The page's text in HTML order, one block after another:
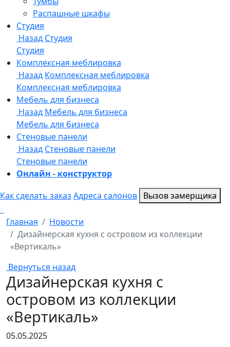
Онлайн - конструктор
Как сделать заказ Адреса салонов Вызов замерщика
Главная
Новости
Дизайнерская кухня с островом из коллекции
«Вертикаль»
Вернуться назад
Дизайнерская кухня с
островом из коллекции
«Вертикаль»
05.05.2025